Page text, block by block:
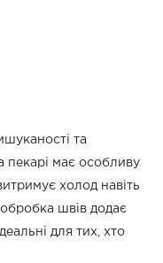
та
пекарі має особливу
холод навіть
швів додає
для тих, хто